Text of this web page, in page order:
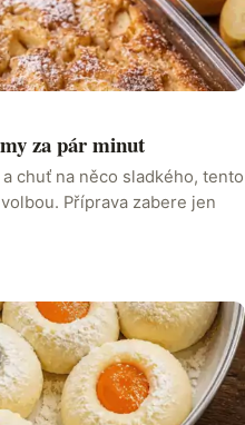
za pár minut
chuť na něco sladkého, tento
Příprava zabere jen